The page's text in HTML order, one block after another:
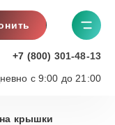
+7 (800) 301-48-13
с 9:00 до 21:00
крышки